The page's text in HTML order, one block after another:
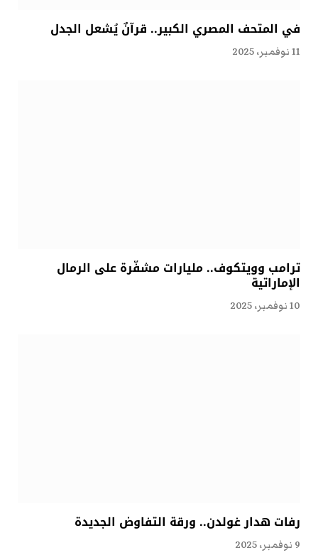
في المتحف المصري الكبير.. قرآنٌ يُشعل الجدل
11 نوفمبر، 2025
ترامب وويتكوف.. مليارات مشفّرة على الرمال
الإماراتية
10 نوفمبر، 2025
رفات هدار غولدن.. ورقة التفاوض الجديدة
9 نوفمبر، 2025